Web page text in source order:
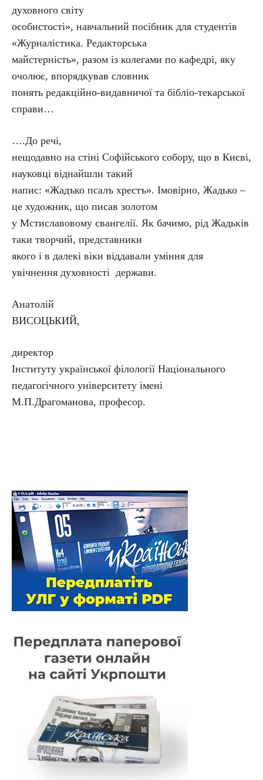
духовного світу
особистості», навчальний посібник для студентів
«Журналістика. Редакторська
майстерність», разом із колегами по кафедрі, яку
очолює, впорядкував словник
понять редакційно-видавничої та бібліо-текарської
справи…
….До речі,
нещодавно на стіні Софійського собору, що в Києві,
науковці віднайшли такий
напис: «Жадъко псалъ хрестъ». Імовірно, Жадько –
це художник, що писав золотом
у Мстиславовому євангелії. Як бачимо, рід Жадьків
таки творчий, представники
якого і в далекі віки віддавали уміння для
увічнення духовності держави.
Анатолій
ВИСОЦЬКИЙ,
директор
Інституту української філології Національного
педагогічного університету імені
М.П.Драгоманова, професор.